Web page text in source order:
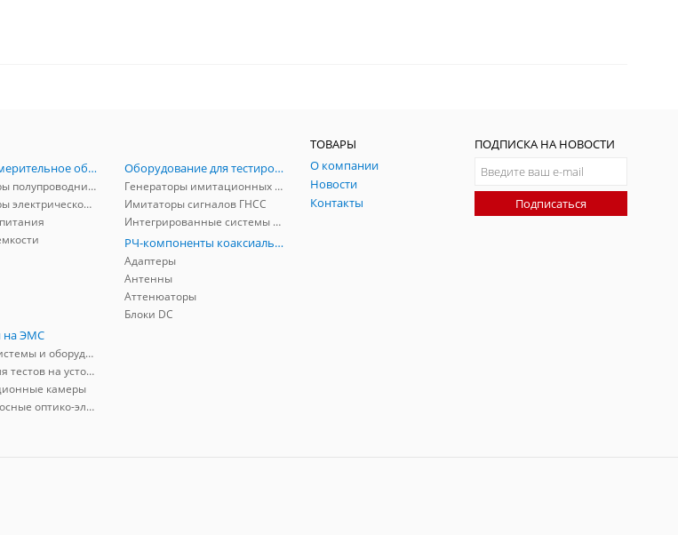
Электроизмерительное оборудование
Анализаторы полупроводников
Анализаторы электрической мощности
Оборудование для тестирования и симуляции ГНСС
Генераторы имитационных и заградительных помех
Имитаторы сигналов ГНСС
Интегрированные системы защиты от ГНСС-помех
РЧ-компоненты коаксиальные
Адаптеры
Антенны
Аттенюаторы
Блоки DC
на ЭМС
Тестовые системы и оборудование
Антенны для тестов на устойчивость к ЭМП
камеры
Широкополосные оптико-электрические линии
ТОВАРЫ
О компании
Новости
Контакты
ПОДПИСКА НА НОВОСТИ
Подписаться